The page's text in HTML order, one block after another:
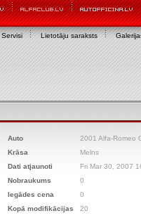
Servisi Lietotāju saraksts
Auto
2001 Alfa-Romeo
Krāsa
Melns
Dati atjaunoti
Fri Mar 30, 2007
Nobraukums
0
Iegādes cena
0
Kopā modifikācijas
20